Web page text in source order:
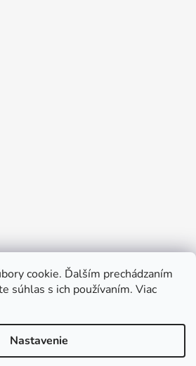
cookie. Ďalším prechádzaním
súhlas s ich používaním. Viac
Nastavenie